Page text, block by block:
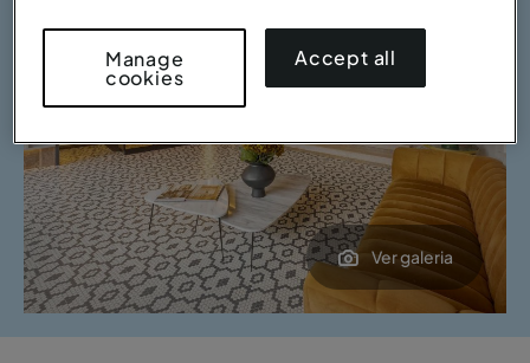
Ver galeria
Manage
cookies
Accept all